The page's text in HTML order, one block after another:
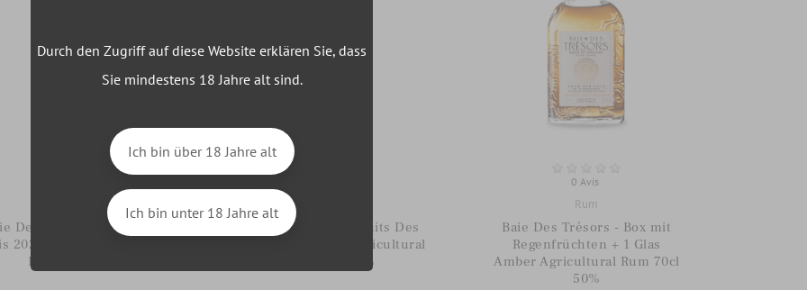
Des Trésors Fruits Des
2020 Amber Agricultural
Rum 70cl 50%
Baie Des Trésors Fruits Des
Pluis 2021 Amber Agricultural
Rum 70cl 50%
0 Avis
Rum
Baie Des Trésors - Box mit
Regenfrüchten + 1 Glas
Amber Agricultural Rum 70cl
50%
Durch den Zugriff auf diese Website erklären Sie, dass
Sie mindestens 18 Jahre alt sind.
Ich bin über 18 Jahre alt
Ich bin unter 18 Jahre alt